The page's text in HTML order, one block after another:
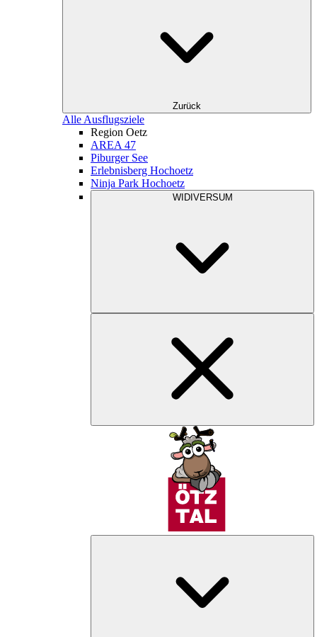
Zurück
Alle Ausflugsziele
Region Oetz
AREA 47
Piburger See
Erlebnisberg Hochoetz
Ninja Park Hochoetz
WIDIVERSUM